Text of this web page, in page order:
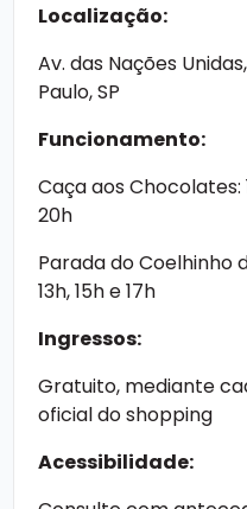
Localização:
Av. das Nações
Paulo, SP
Funcionamento:
Caça aos Chocolates:
20h
Parada do Coelhinho
13h, 15h e 17h
Ingressos:
Gratuito, mediante
oficial do shopping
Acessibilidade: